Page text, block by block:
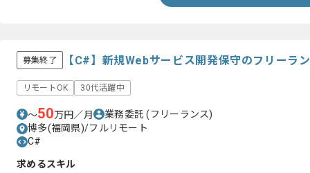
募集終了 【C#】新規Webサービス開発保守のフリーラ
リモートOK 30代活躍中
〜50万円／月 業務委託(フリーランス)
博多(福岡県)/フルリモート
C#
求めるスキル